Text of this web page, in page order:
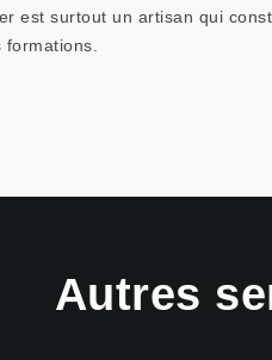
est surtout un artisan qui
formations.
Autres